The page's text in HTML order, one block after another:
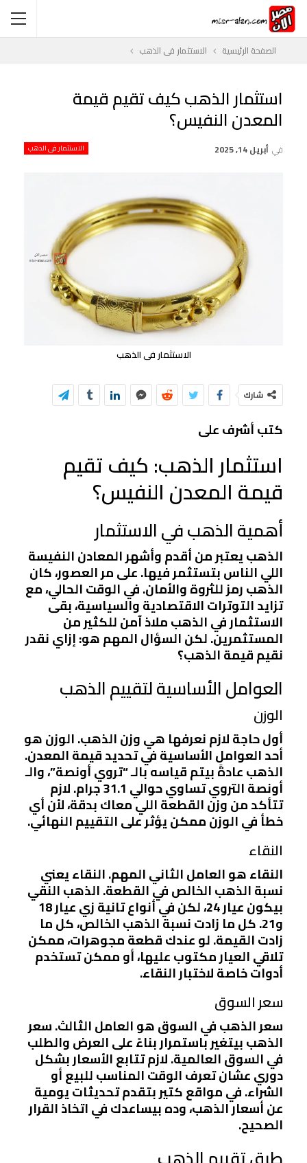
الصفحة الرئيسية الاستثمار فى الذهب
استثمار الذهب كيف تقيم قيمة
المعدن النفيس؟
الاستثمار فى الذهب في أبريل 14, 2025
الاستثمار فى الذهب
شارك
كتب أشرف على
استثمار الذهب: كيف تقيم
قيمة المعدن النفيس؟
أهمية الذهب في الاستثمار
الذهب يعتبر من أقدم وأشهر المعادن النفيسة
اللي الناس بتستثمر فيها. على مر العصور، كان
الذهب رمز للثروة والأمان. في الوقت الحالي، مع
تزايد التوترات الاقتصادية والسياسية، بقى
الاستثمار في الذهب ملاذ آمن للكثير من
المستثمرين. لكن السؤال المهم هو: إزاي نقدر
نقيم قيمة الذهب؟
العوامل الأساسية لتقييم الذهب
الوزن
أول حاجة لازم نعرفها هي وزن الذهب. الوزن هو
أحد العوامل الأساسية في تحديد قيمة المعدن.
الذهب عادةً بيتم قياسه بالـ “تروي أونصة”، والـ
أونصة التروي تساوي حوالي 31.1 جرام. لازم
تتأكد من وزن القطعة اللي معاك بدقة، لأن أي
خطأ في الوزن ممكن يؤثر على التقييم النهائي.
النقاء
النقاء هو العامل الثاني المهم. النقاء يعني
نسبة الذهب الخالص في القطعة. الذهب النقي
بيكون عيار 24، لكن في أنواع تانية زي عيار 18
و21. كل ما زادت نسبة الذهب الخالص، كل ما
زادت القيمة. لو عندك قطعة مجوهرات، ممكن
تلاقي العيار مكتوب عليها، أو ممكن تستخدم
أدوات خاصة لاختبار النقاء.
سعر السوق
سعر الذهب في السوق هو العامل الثالث. سعر
الذهب بيتغير باستمرار بناءً على العرض والطلب
في السوق العالمية. لازم تتابع الأسعار بشكل
دوري عشان تعرف الوقت المناسب للبيع أو
الشراء. في مواقع كتير بتقدم تحديثات يومية
عن أسعار الذهب، وده بيساعدك في اتخاذ القرار
الصحيح.